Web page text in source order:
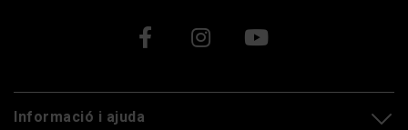
Xarxes socials
Informació i ajuda